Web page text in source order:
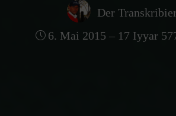
Der
6. Mai 2015 – 17 Iyyar